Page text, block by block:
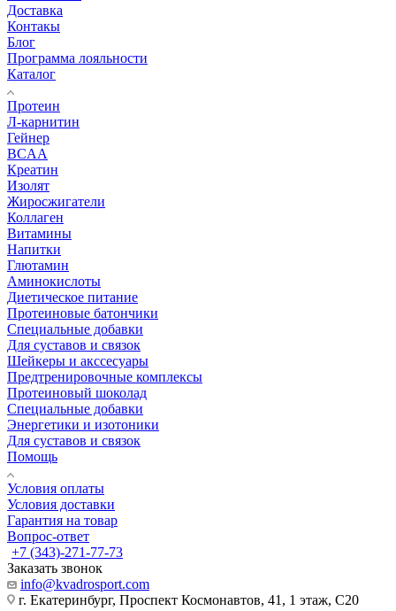
Доставка
Контакы
Блог
Программа лояльности
Каталог
Протеин
Л-карнитин
Гейнер
BCAA
Креатин
Изолят
Жиросжигатели
Коллаген
Витамины
Напитки
Глютамин
Аминокислоты
Диетическое питание
Протеиновые батончики
Специальные добавки
Для суставов и связок
Шейкеры и акссесуары
Предтренировочные комплексы
Протеиновый шоколад
Специальные добавки
Энергетики и изотоники
Для суставов и связок
Помощь
Условия оплаты
Условия доставки
Гарантия на товар
Вопрос-ответ
+7 (343)-271-77-73
Заказать звонок
info@kvadrosport.com
г. Екатеринбург, Проспект Космонавтов, 41, 1 этаж, С20